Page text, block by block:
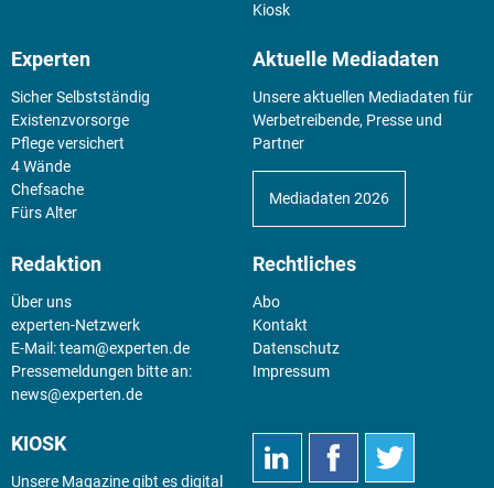
Kiosk
Experten
Sicher Selbstständig
Existenz­vorsorge
Pflege versichert
4 Wände
Chefsache
Fürs Alter
Aktuelle Mediadaten
Unsere aktuellen Mediadaten für
Werbetreibende, Presse und
Partner
Mediadaten 2026
Redaktion
Über uns
experten-Netzwerk
E-Mail:team@experten.de
Pressemeldungen bitte an:
news@experten.de
Rechtliches
Abo
Kontakt
Datenschutz
Impressum
KIOSK
Unsere Magazine gibt es digital